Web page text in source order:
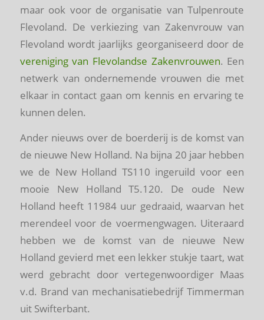
maar ook voor de organisatie van Tulpenroute
Flevoland. De verkiezing van Zakenvrouw van
Flevoland wordt jaarlijks georganiseerd door de
vereniging van Flevolandse Zakenvrouwen. Een
netwerk van ondernemende vrouwen die met
elkaar in contact gaan om kennis en ervaring te
kunnen delen.
Ander nieuws over de boerderij is de komst van
de nieuwe New Holland. Na bijna 20 jaar hebben
we de New Holland TS110 ingeruild voor een
mooie New Holland T5.120. De oude New
Holland heeft 11984 uur gedraaid, waarvan het
merendeel voor de voermengwagen. Uiteraard
hebben we de komst van de nieuwe New
Holland gevierd met een lekker stukje taart, wat
werd gebracht door vertegenwoordiger Maas
v.d. Brand van mechanisatiebedrijf Timmerman
uit Swifterbant.